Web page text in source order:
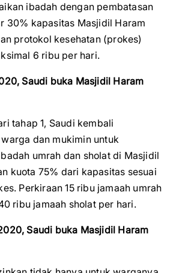
ibadah dengan pembatasan
30% kapasitas Masjidil Haram
protokol kesehatan (prokes)
6 ribu per hari.
Saudi buka Masjidil Haram
tahap 1, Saudi kembali
dan mukimin untuk
umrah dan sholat di Masjidil
kuota 75% dari kapasitas sesuai
Perkiraan 15 ribu jamaah umrah
ribu jamaah sholat per hari.
Saudi buka Masjidil Haram